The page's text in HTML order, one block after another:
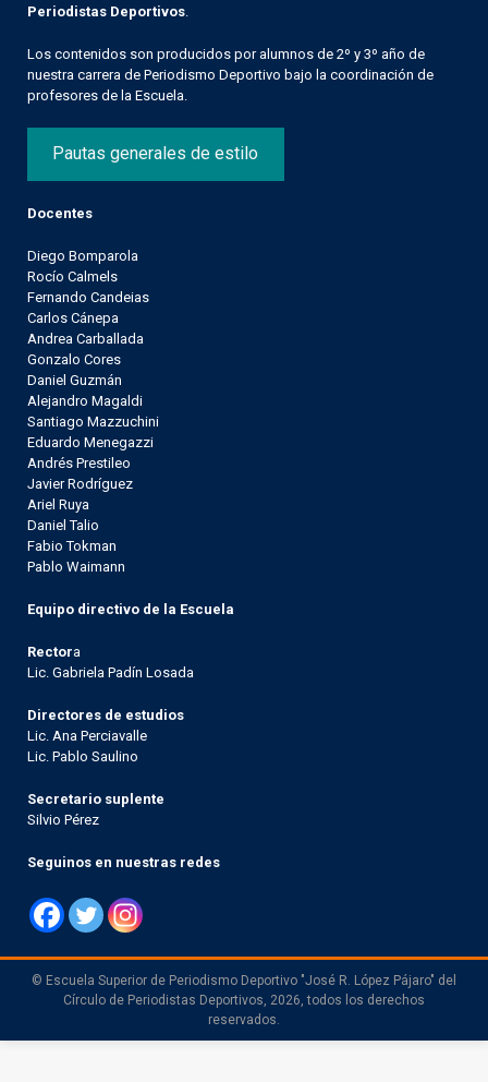
Periodistas Deportivos
Los contenidos son producidos por alumnos de 2º y 3º año de
nuestra carrera de Periodismo Deportivo bajo la coordinación de
profesores de la Escuela.
Pautas generales de estilo
Docentes
Diego Bomparola
Rocío Calmels
Fernando Candeias
Carlos Cánepa
Andrea Carballada
Gonzalo Cores
Daniel Guzmán
Alejandro Magaldi
Santiago Mazzuchini
Eduardo Menegazzi
Andrés Prestileo
Javier Rodríguez
Ariel Ruya
Daniel Talio
Fabio Tokman
Pablo Waimann
Equipo directivo de la Escuela
Rectora
Lic. Gabriela Padín Losada
Directores de estudios
Lic. Ana Perciavalle
Lic. Pablo Saulino
Secretario suplente
Silvio Pérez
Seguinos en nuestras redes
© Escuela Superior de Periodismo Deportivo "José R. López Pájaro" del
Círculo de Periodistas Deportivos, 2026, todos los derechos
reservados.